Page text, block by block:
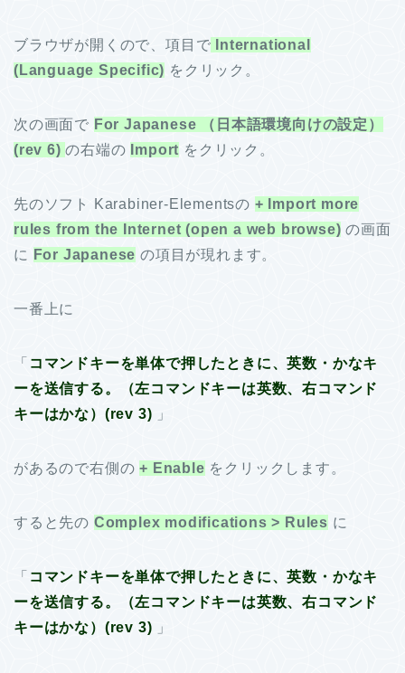
ブラウザが開くので、項目で International
(Language Specific) をクリック。
次の画面で For Japanese （日本語環境向けの設定）
(rev 6) の右端の Import をクリック。
先のソフト Karabiner-Elementsの + Import more
rules from the Internet (open a web browse) の画面
に
For Japanese の項目が現れます。
一番上に
「 コマンドキーを単体で押したときに、英数・かなキ
ーを送信する。（左コマンドキーは英数、右コマンド
キーはかな）(rev 3) 」
があるので右側の+ Enable をクリックします。
すると先の Complex modifications > Rules に
「 コマンドキーを単体で押したときに、英数・かなキ
ーを送信する。（左コマンドキーは英数、右コマンド
キーはかな）(rev 3)
」